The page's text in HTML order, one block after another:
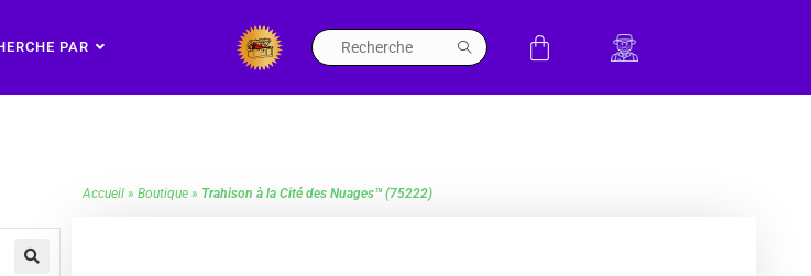
PAR
Accueil » Boutique » Trahison à la Cité des Nuages™ (75222)